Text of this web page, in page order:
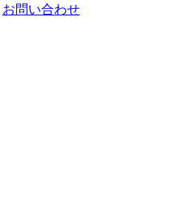
お問い合わせ